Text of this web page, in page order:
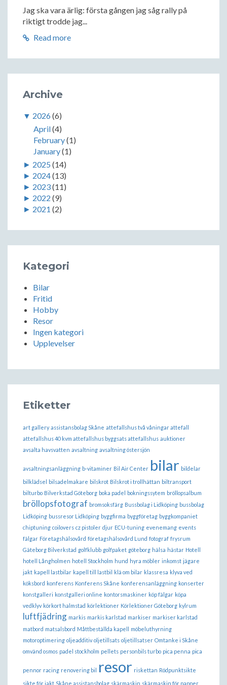
Jag ska vara ärlig: första gången jag såg rally på
riktigt trodde jag...
Read more
Archive
▼ 2026(6)
April(4)
February(1)
January(1)
► 2025 (14)
► 2024(13)
► 2023(11)
► 2022 (9)
► 2021 (2)
Kategori
Bilar
Fritid
Hobby
Resor
Ingen kategori
Upplevelser
Etiketter
art gallery assistansbolag Skåne attefallshus två våningar attefall
attefallshus 40 kvm attefallshus byggsats attefallshus auktioner
avsalta havsvatten avsaltning avsaltning östersjön
avsaltningsanläggning b-vitaminer Bil Air Center bilar bildelar
bilklädsel
bilsadelmakare bilskrot Bilskrot i trollhättan biltransport
bilturbo Bilverkstad Göteborg boka padel bokningssytem bröllopsalbum
bröllopsfotograf bromsoksfärg Bussbolag i Lidköping bussbolag
Lidköping bussresor Lidköping byggfirma byggföretag byggkompaniet
chiptuning coilovers cz pistoler djur ECU-tuning evenemang events
fälgar Företagshälsovård företagshälsovård Lund fotograf frysrum
Gäteborg Bilverkstad golfklubb golfpaket göteborg hälsa hästar Hotell
hotell Långholmen hotell Stockholm hund hyra möbler inkomst jägare
jakt kapell lastbilar kapell till lastbil klä om bilar klassresa klyva ved
köksbord konferens Konferens Skåne konferensanläggning konserter
konstgalleri konstgalleri online kontorsmaskiner köp fälgar köpa
vedklyv körkort halmstad körlektioner Körlektioner Göteborg kylrum
luftfjädring markis markis karlstad markiser markiser karlstad
matbord matsalsbord Måttbeställda kapell
möbeluthyrning
motoroptimering oljeadditiv oljetillsats oljetillsatser Omtanke i Skåne
omvänd osmos padel stockholm pellets personbils turbo pica penna pica
pennor racing renovering bil resor riskettan Rödpunktsikte
sikte för jakt Skåne assistansbolag skärmaskin skärmaskin för papper